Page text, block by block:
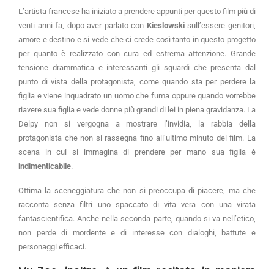
L’artista francese ha iniziato a prendere appunti per questo film più di
venti anni fa, dopo aver parlato con Kieslowskisull’essere genitori,
amore e destino e si vede che ci crede così tanto in questo progetto
per quanto è realizzato con cura ed estrema attenzione. Grande
tensione drammatica e interessanti gli sguardi che presenta dal
punto di vista della protagonista, come quando sta per perdere la
figlia e viene inquadrato un uomo che fuma oppure quando vorrebbe
riavere sua figlia e vede donne più grandi di lei in piena gravidanza. La
Delpy non si vergogna a mostrare l’invidia, la rabbia della
protagonista che non si rassegna fino all’ultimo minuto del film. La
scena in cui si immagina di prendere per mano sua figlia è
indimenticabile.
Ottima la sceneggiatura che non si preoccupa di piacere, ma che
racconta senza filtri uno spaccato di vita vera con una virata
fantascientifica. Anche nella seconda parte, quando si va nell’etico,
non perde di mordente e di interesse con dialoghi, battute e
personaggi efficaci.